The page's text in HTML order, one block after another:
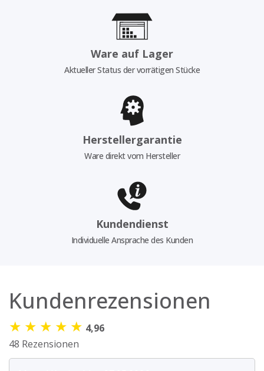
Ware auf Lager
Aktueller Status der vorrätigen Stücke
Herstellergarantie
Ware direkt vom Hersteller
Kundendienst
Individuelle Ansprache des Kunden
Kundenrezensionen
★ ★ ★ ★ ★ 4,96
48 Rezensionen